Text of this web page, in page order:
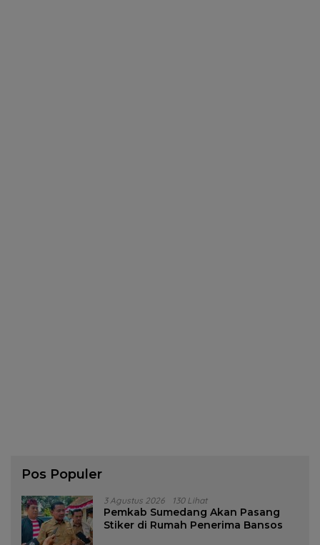
Pos Populer
3 Agustus 2026 130 Lihat
Pemkab Sumedang Akan Pasang
Stiker di Rumah Penerima Bansos